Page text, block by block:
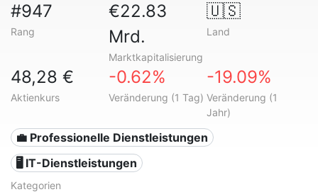
#947
Rang
€22.83
Mrd.
Marktkapitalisierung
🇺🇸
Land
48,28 €
Aktienkurs
-0.62%
Veränderung (1 Tag)
-19.09%
Veränderung (1
Jahr)
💼 Professionelle Dienstleistungen
🖥️ IT-Dienstleistungen
Kategorien